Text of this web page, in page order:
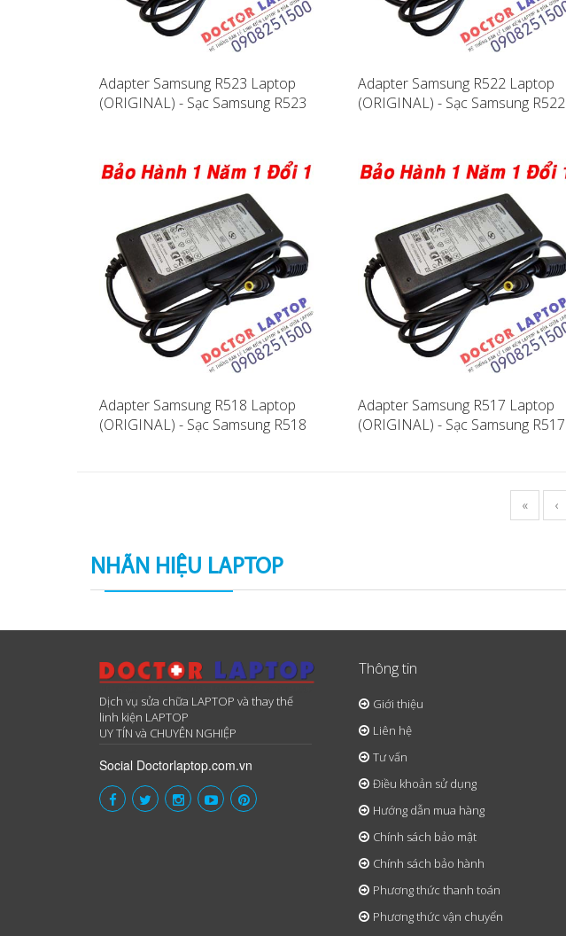
Adapter Samsung R523 Laptop
(ORIGINAL) - Sạc Samsung R523
Adapter Samsung R522 Laptop
(ORIGINAL) - Sạc Samsung R522
Adapter Samsung R518 Laptop
(ORIGINAL) - Sạc Samsung R518
Adapter Samsung R517 Laptop
(ORIGINAL) - Sạc Samsung R517
« ‹
NHÃN HIỆU LAPTOP
Dịch vụ sửa chữa LAPTOP và thay thế
linh kiện LAPTOP
UY TÍN và CHUYÊN NGHIỆP
Social Doctorlaptop.com.vn
Thông tin
Giới thiệu
Liên hệ
Tư vấn
Điều khoản sử dụng
Hướng dẫn mua hàng
Chính sách bảo mật
Chính sách bảo hành
Phương thức thanh toán
Phương thức vận chuyển